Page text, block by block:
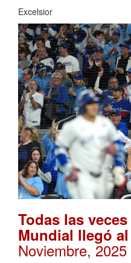
Excelsior
Todas las
Mundial llegó
Noviembre,